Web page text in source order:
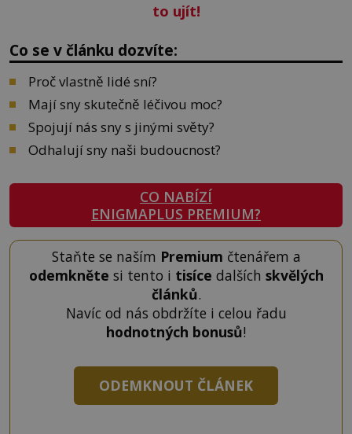
to ujít!
Co se v článku dozvíte:
Proč vlastně lidé sní?
Mají sny skutečně léčivou moc?
Spojují nás sny s jinými světy?
Odhalují sny naši budoucnost?
CO NABÍZÍ
ENIGMAPLUS PREMIUM?
Staňte se naším Premium čtenářem a
odemkněte si tento i tisíce dalších skvělých
článků.
Navíc od nás obdržíte i celou řadu
hodnotných bonusů!
ODEMKNOUT ČLÁNEK